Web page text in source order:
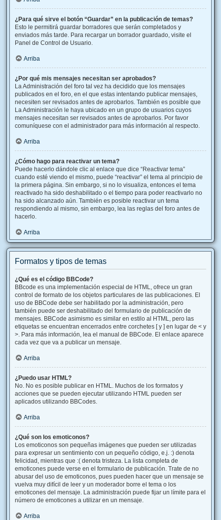
¿Para qué sirve el botón “Guardar” en la publicación de temas?
Esto le permitirá guardar borradores que serán completados y
enviados más tarde. Para recargar un borrador guardado, visite el
Panel de Control de Usuario.
Arriba
¿Por qué mis mensajes necesitan ser aprobados?
La Administración del foro tal vez ha decidido que los mensajes
publicados en el foro, en el que estas intentando publicar mensajes,
necesiten ser revisados antes de aprobarlos. También es posible que
La Administración le haya ubicado en un grupo de usuarios cuyos
mensajes necesitan ser revisados antes de aprobarlos. Por favor
comuníquese con el administrador para más información al respecto.
Arriba
¿Cómo hago para reactivar un tema?
Puede hacerlo dándole clic al enlace que dice “Reactivar tema”
cuando esté viendo el mismo, puede “reactivar” el tema al principio de
la primera página. Sin embargo, si no lo visualiza, entonces el tema
reactivado ha sido deshabilitado o el tiempo para poder reactivarlo no
ha sido alcanzado aún. También es posible reactivar un tema
respondiendo al mismo, sin embargo, lea las reglas del foro antes de
hacerlo.
Arriba
Formatos y tipos de temas
¿Qué es el código BBCode?
BBcode es una implementación especial de HTML, ofrece un gran
control de formato de los objetos particulares de las publicaciones. El
uso de BBCode debe ser habilitado por la administración, pero
también puede ser deshabilitado del formulario de publicación de
mensajes. BBCode asimismo es similar en estilo al HTML, pero las
etiquetas se encuentran encerrados entre corchetes [ y ] en lugar de < y
>. Para más información, lea el manual de BBCode. El enlace aparece
cada vez que va a publicar un mensaje.
Arriba
¿Puedo usar HTML?
No. No es posible publicar en HTML. Muchos de los formatos y
acciones que se pueden ejecutar utilizando HTML pueden ser
aplicados utilizando BBCodes.
Arriba
¿Qué son los emoticonos?
Los emoticonos son pequeñas imágenes que pueden ser utilizadas
para expresar un sentimiento con un pequeño código, e.j. :) denota
felicidad, mientras que :( denota tristeza. La lista completa de
emoticones puede verse en el formulario de publicación. Trate de no
abusar del uso de emoticonos, pues pueden hacer que un mensaje se
vuelva muy difícil de leer y un moderador borre el tema o los
emoticones del mensaje. La administración puede fijar un límite para el
número de emoticones a utilizar en un mensaje.
Arriba